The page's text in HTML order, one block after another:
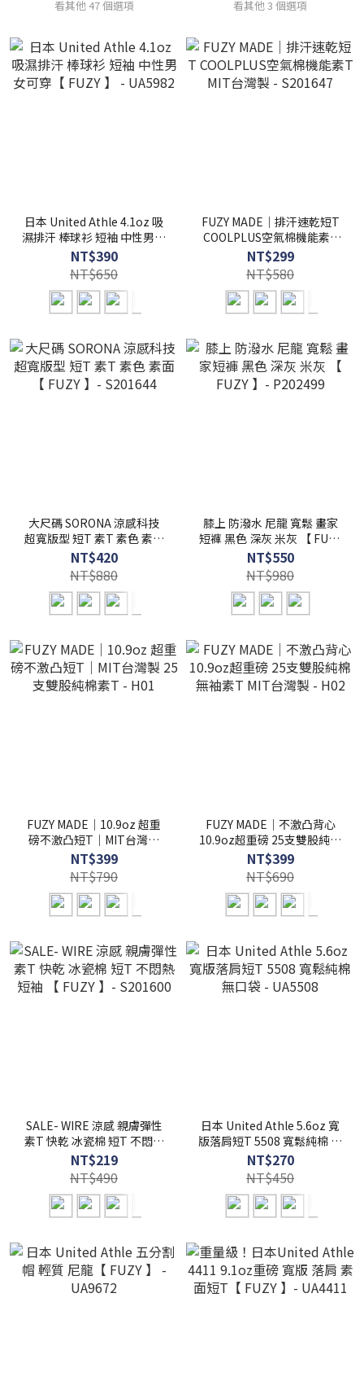
看其他 47 個選項 看其他 3 個選項
日本 United Athle 4.1oz 吸
濕排汗 棒球衫 短袖 中性男女
可穿【 FUZY 】 - UA5982
NT$390
NT$650
FUZY MADE｜排汗速乾短T
COOLPLUS空氣棉機能素T
MIT台灣製 - S201647
NT$299
NT$580
大尺碼 SORONA 涼感科技
超寬版型 短T 素T 素色 素面
【 FUZY 】- S201644
NT$420
NT$880
膝上 防潑水 尼龍 寬鬆 畫家
短褲 黑色 深灰 米灰 【 FUZY
】- P202499
NT$550
NT$980
FUZY MADE｜10.9oz 超重
磅不激凸短T｜MIT台灣製
25支雙股純棉素T - H01
NT$399
NT$790
FUZY MADE｜不激凸背心
10.9oz超重磅 25支雙股純棉
無袖素T MIT台灣製 - H02
NT$399
NT$690
SALE- WIRE 涼感 親膚彈性
素T 快乾 冰瓷棉 短T 不悶熱
短袖 【 FUZY 】- S201600
NT$219
NT$490
日本 United Athle 5.6oz 寬
版落肩短T 5508 寬鬆純棉 無
口袋 - UA5508
NT$270
NT$450